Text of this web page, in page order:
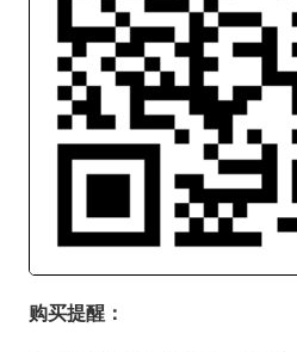
购买提醒：